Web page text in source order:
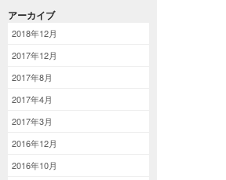
アーカイブ
2018年12月
2017年12月
2017年8月
2017年4月
2017年3月
2016年12月
2016年10月